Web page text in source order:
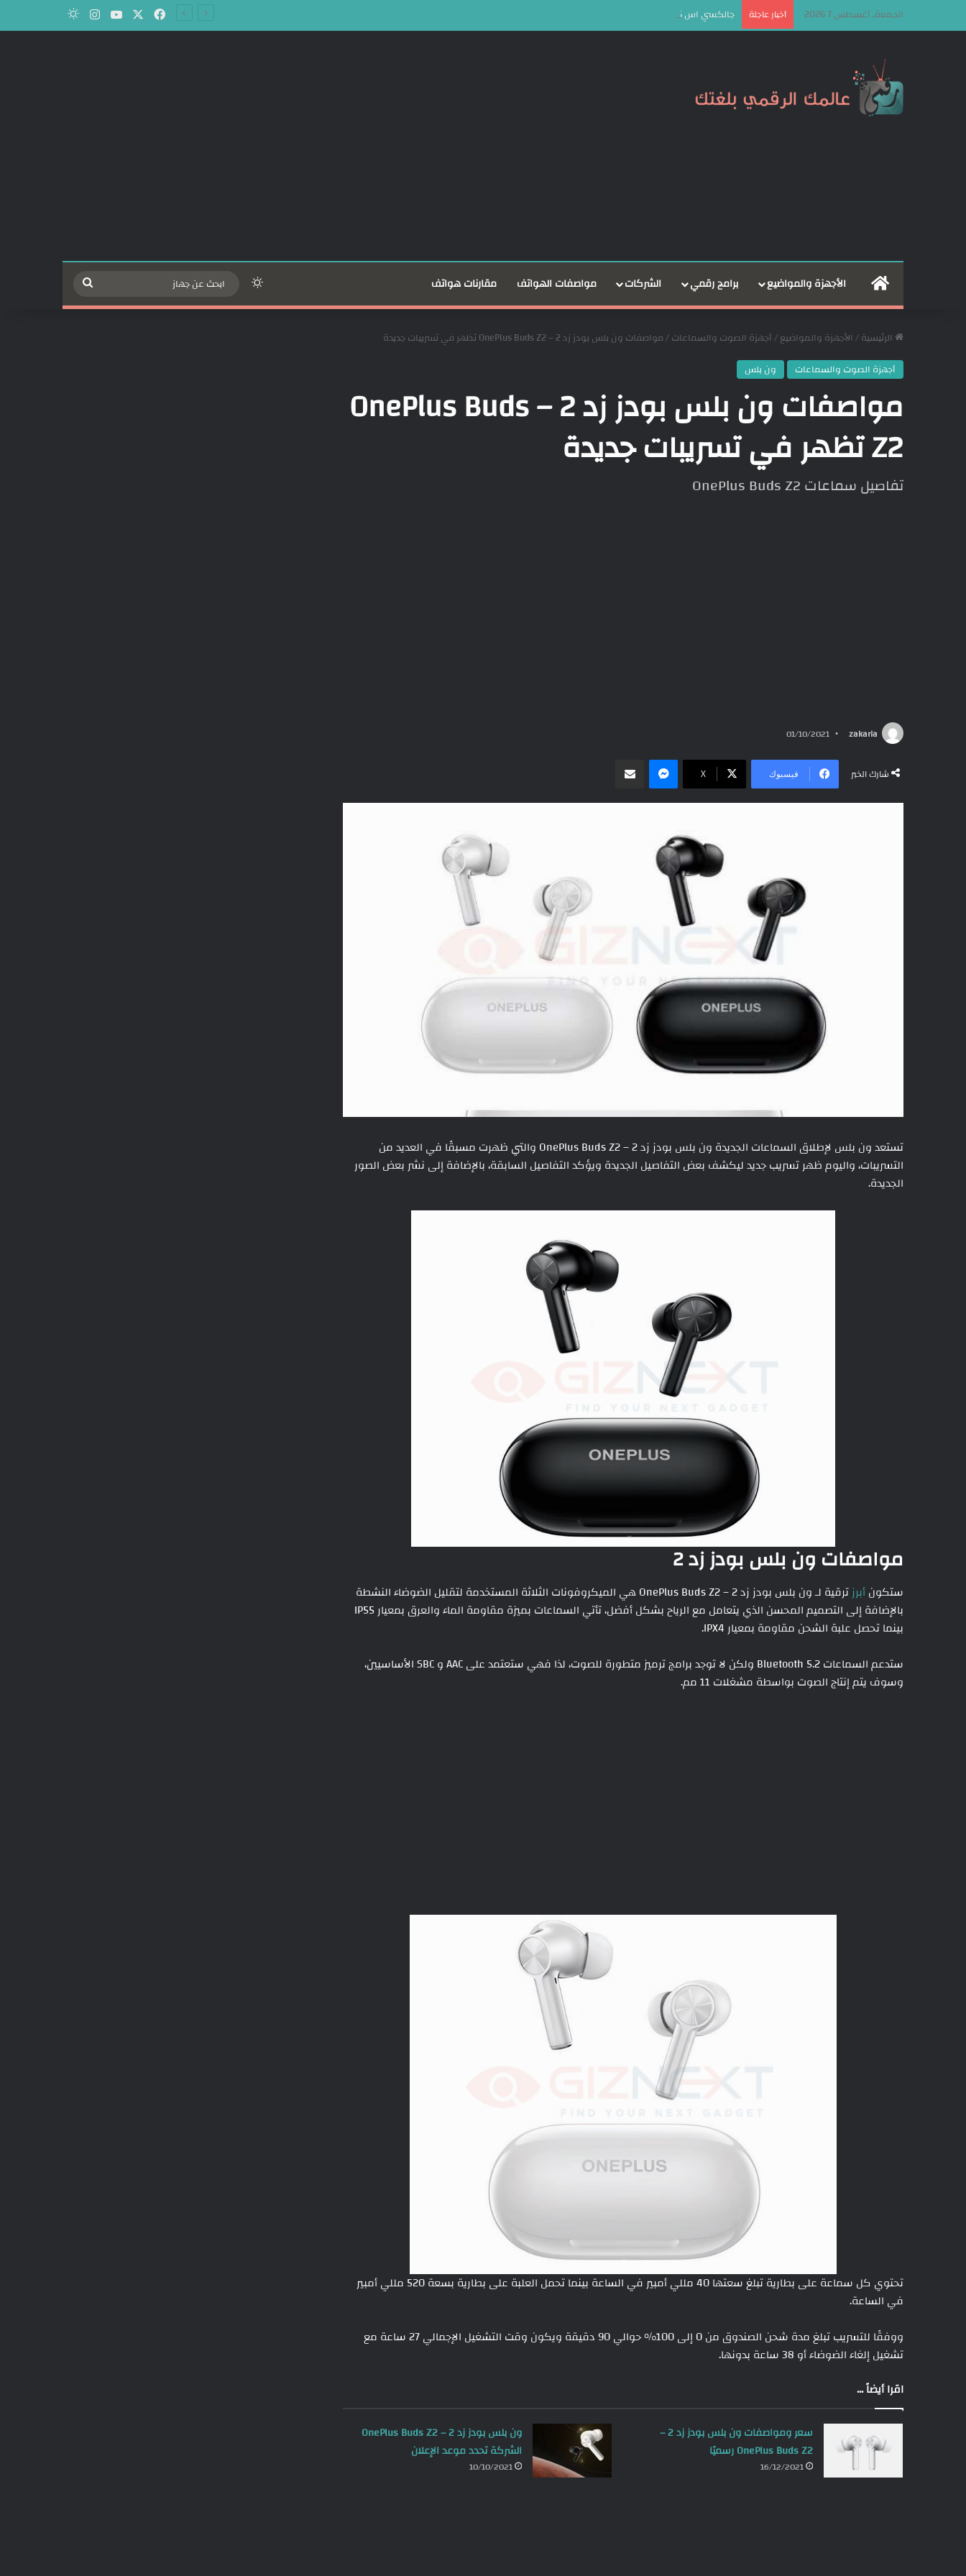
الجمعة, أغسطس 7 2026 أخبار عاجلة جالكسي اس 26 اف اي Galaxy S26 FE تسريب الألوان الجديدة واجتياز شهادة FCC يكشفان أبرز المواصفات! فيسبوك‫YouTube
انستقرامالوضع المظلم
الرئيسيةالأجهزة والمواضيع برامج رقمي الشركات مواصفات الهواتف مقارنات هواتف الوضع المظلم
ابحث
عن
الرئيسية/ الأجهزة والمواضيع/أجهزة الصوت والسماعات/مواصفات ون بلس بودز زد 2 – OnePlus Buds Z2 تظهر في تسريبات جديدة
أجهزة الصوت والسماعات
ون بلس
مواصفات ون بلس بودز زد 2 – OnePlus Buds
Z2 تظهر في تسريبات جديدة
تفاصيل سماعات OnePlus Buds Z2
zakaria
01/10/2021
شارك الخبر فيسبوك ‫X
ماسنجر
تستعد ون بلس لإطلاق السماعات الجديدة ون بلس بودز زد 2 – OnePlus Buds Z2 والتي ظهرت مسبقًا في العديد من
التسريبات، واليوم ظهر تسريب جديد ليكشف بعض التفاصيل الجديدة ويؤكد التفاصيل السابقة، بالإضافة إلى نشر بعض الصور
الجديدة.
مواصفات ون بلس بودز زد 2
ستكونأبرز
ترقية لـ ون بلس بودز زد 2 – OnePlus Buds Z2 هي الميكروفونات الثلاثة المستخدمة لتقليل الضوضاء النشطة
بالإضافة إلى التصميم المحسن الذي يتعامل مع الرياح بشكل أفضل، تأتي السماعات بميزة مقاومة الماء والعرق بمعيار IP55
بينما تحصل علبة الشحن مقاومة بمعيار IPX4.
ستدعم السماعات Bluetooth 5.2 ولكن لا توجد برامج ترميز متطورة للصوت، لذا فهي ستعتمد على AAC و SBC الأساسيين،
وسوف يتم إنتاج الصوت بواسطة مشغلات 11 مم.
تحتوي كل سماعة على بطارية تبلغ سعتها 40 مللي أمبير في الساعة بينما تحمل العلبة على بطارية بسعة 520 مللي أمبير
في الساعة.
ووفقًا للتسريب تبلغ مدة شحن الصندوق من 0 إلى 100٪ حوالي 90 دقيقة ويكون وقت التشغيل الإجمالي 27 ساعة مع
تشغيل إلغاء الضوضاء أو 38 ساعة بدونها.
اقرا أيضاً ...
سعر ومواصفات ون بلس بودز زد 2 –
OnePlus Buds Z2 رسميًا
16/12/2021
ون بلس بودز زد 2 – OnePlus Buds Z2
الشركة تحدد موعد الإعلان
10/10/2021